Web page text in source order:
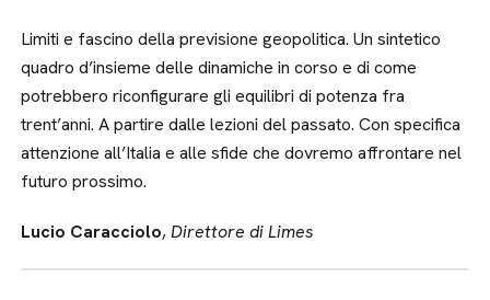
Limiti e fascino della previsione geopolitica. Un sintetico
quadro d’insieme delle dinamiche in corso e di come
potrebbero riconfigurare gli equilibri di potenza fra
trent’anni. A partire dalle lezioni del passato. Con specifica
attenzione all’Italia e alle sfide che dovremo affrontare nel
futuro prossimo.
Lucio Caracciolo,Direttore di Limes